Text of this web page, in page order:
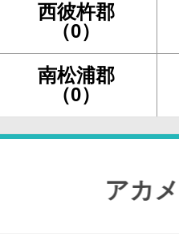
西彼杵郡
（0）
南松浦郡
（0）
アカメが